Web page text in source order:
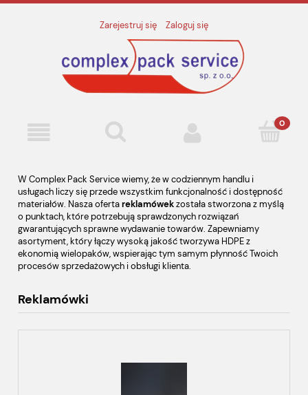
Zarejestruj się Zaloguj się
W Complex Pack Service wiemy, że w codziennym handlu i
usługach liczy się przede wszystkim funkcjonalność i dostępność
materiałów. Nasza ofertareklamówekzostała stworzona z myślą
o punktach, które potrzebują sprawdzonych rozwiązań
gwarantujących sprawne wydawanie towarów. Zapewniamy
asortyment, który łączy wysoką jakość tworzywa HDPE z
ekonomią wielopaków, wspierając tym samym płynność Twoich
procesów sprzedażowych i obsługi klienta.
Reklamówki